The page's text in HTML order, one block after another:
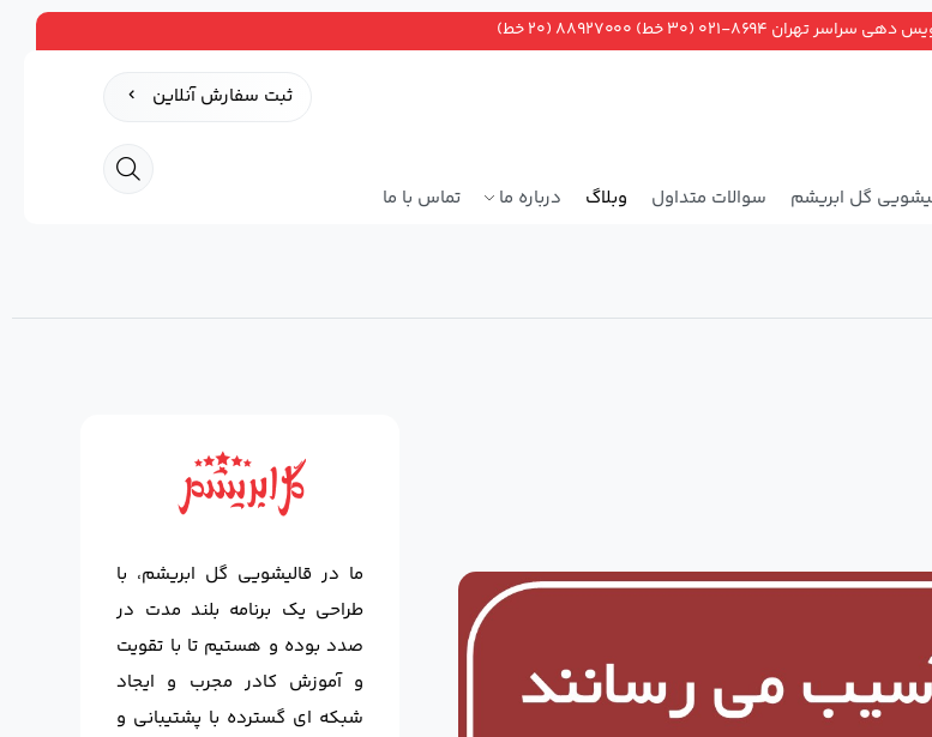
گل ابریشم سوالات متداول وبلاگ درباره ما تماس با ما
ثبت سفارش آنلاین
ما در قالیشویی گل ابریشم، با
طراحی یک برنامه بلند مدت در
صدد بوده و هستیم تا با تقویت
و آموزش کادر مجرب و ایجاد
شبکه ای گسترده با پشتیبانی و